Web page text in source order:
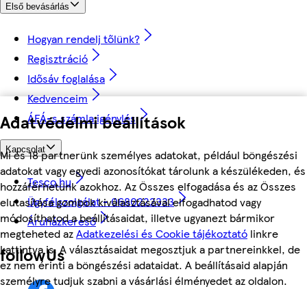
Adatvédelmi beállítások
Mi és 18 partnerünk személyes adatokat, például böngészési
adatokat vagy egyedi azonosítókat tárolunk a készülékeden, és
hozzáférhetünk azokhoz. Az Összes elfogadása és az Összes
elutasítása gombok kiválasztásával elfogadhatod vagy
módosíthatod a beállításaidat, illetve ugyanezt bármikor
megteheted azAdatkezelési és Cookie tájékoztató linkre
kattintva is. A választásaidat megosztjuk a partnereinkkel, de
ez nem érinti a böngészési adataidat. A beállításaid alapján
személyre tudjuk szabni a vásárlási élményedet az oldalon.
Első bevásárlás
Hogyan rendelj tőlünk?
Regisztráció
Idősáv foglalása
Kedvenceim
ÁFÁ-s számla igénylés
Kapcsolat
Tesco.hu
Ügyfélszolgálat - 0680222333
Áruházkereső
followUs